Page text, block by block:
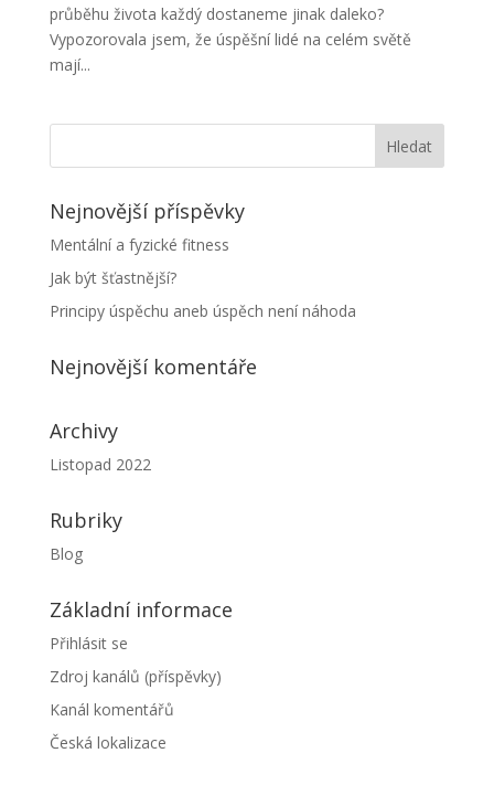
průběhu života každý dostaneme jinak daleko?
Vypozorovala jsem, že úspěšní lidé na celém světě
mají...
Nejnovější příspěvky
Mentální a fyzické fitness
Jak být šťastnější?
Principy úspěchu aneb úspěch není náhoda
Nejnovější komentáře
Archivy
Listopad 2022
Rubriky
Blog
Základní informace
Přihlásit se
Zdroj kanálů (příspěvky)
Kanál komentářů
Česká lokalizace